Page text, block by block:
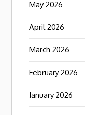
May 2026
April 2026
March 2026
February 2026
January 2026